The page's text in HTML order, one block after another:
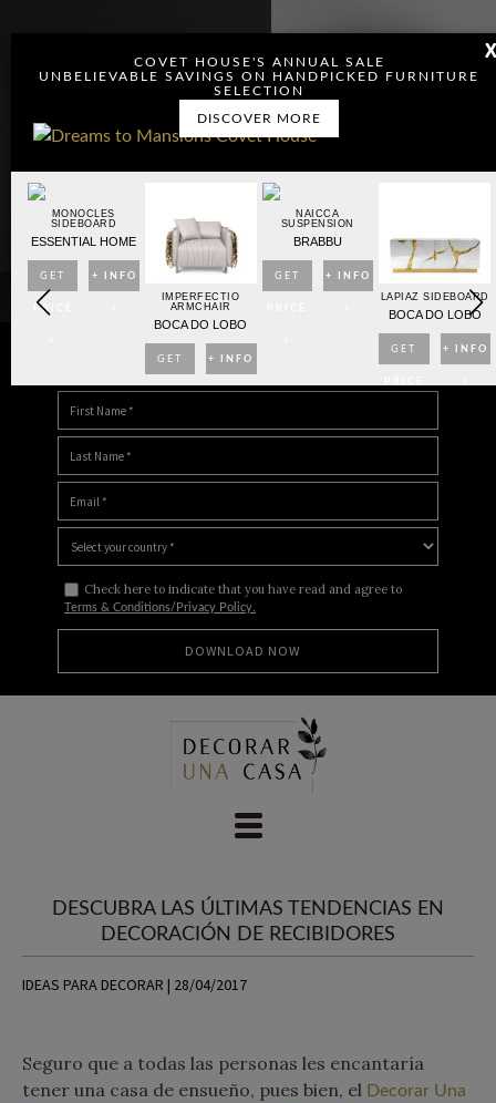
X
COVET HOUSE'S ANNUAL SALE
UNBELIEVABLE SAVINGS ON HANDPICKED FURNITURE
SELECTION
DISCOVER MORE
MONOCLES
SIDEBOARD
ESSENTIAL HOME
GET
PRICE
+ INFO
IMPERFECTIO
ARMCHAIR
BOCA DO LOBO
GET
PRICE
+ INFO
>
NAICCA
SUSPENSION
BRABBU
GET + INFO
LAPIAZ SIDEBOARD
BOCA DO LOBO
GET + INFO
DOWNLOAD DREAMS TO MANSIONS
Check here to indicate that you have read and agree to
Terms & Conditions/Privacy Policy.
DESCUBRA LAS ÚLTIMAS TENDENCIAS EN
DECORACIÓN DE RECIBIDORES
IDEAS PARA DECORAR | 28/04/2017
Seguro que a todas las personas les encantaría
tener una casa de ensueño, pues bien, el Decorar Una